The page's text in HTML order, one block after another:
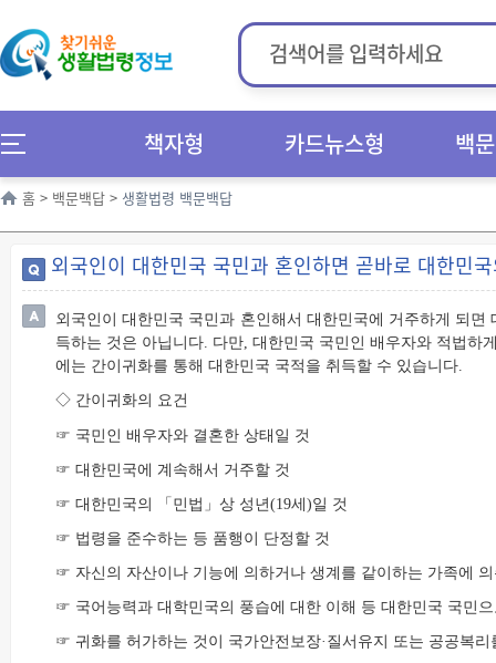
책자형 카드뉴스형 백
홈 > 백문백답 > 생활법령 백문백답
외국인이 대한민국 국민과 혼인하면 곧바로 대한민
외국인이 대한민국 국민과 혼인해서 대한민국에 거주하게 되
득하는 것은 아닙니다. 다만, 대한민국 국민인 배우자와 적법하
에는 간이귀화를 통해 대한민국 국적을 취득할 수 있습니다.
◇ 간이귀화의 요건
☞ 국민인 배우자와 결혼한 상태일 것
☞ 대한민국에 계속해서 거주할 것
☞ 대한민국의 「민법」상 성년(19세)일 것
☞ 법령을 준수하는 등 품행이 단정할 것
☞ 자신의 자산이나 기능에 의하거나 생계를 같이하는 가족에
☞ 국어능력과 대학민국의 풍습에 대한 이해 등 대한민국 국민
☞ 귀화를 허가하는 것이 국가안전보장·질서유지 또는 공공복